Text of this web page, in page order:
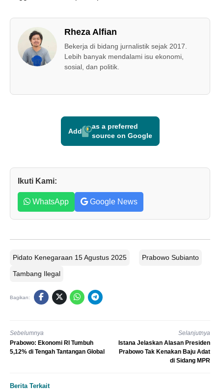
Rheza Alfian
Bekerja di bidang jurnalistik sejak 2017.
Lebih banyak mendalami isu ekonomi,
sosial, dan politik.
Add
as a preferred
source on Google
Ikuti Kami:
WhatsApp Google News
Pidato Kenegaraan 15 Agustus 2025 Prabowo Subianto
Tambang Ilegal
Bagikan:
Sebelumnya
Prabowo: Ekonomi RI Tumbuh
5,12% di Tengah Tantangan Global
Selanjutnya
Istana Jelaskan Alasan Presiden
Prabowo Tak Kenakan Baju Adat
di Sidang MPR
Berita Terkait